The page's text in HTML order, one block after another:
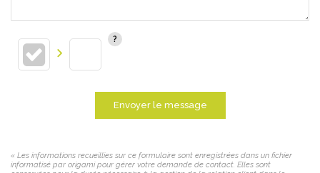
Envoyer le message
« Les informations recueillies sur ce formulaire sont enregistrées dans un fichier
informatisé par origami pour gérer votre demande de contact. Elles sont